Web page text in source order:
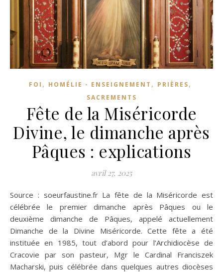
FOI , HOMÉLIE - ENSEIGNEMENT , PRIÈRES,
SACREMENTS
Fête de la Miséricorde
Divine, le dimanche après
Pâques : explications
avril 27, 2025
Source : soeurfaustine.fr La fête de la Miséricorde est
célébrée le premier dimanche après Pâques ou le
deuxième dimanche de Pâques, appelé actuellement
Dimanche de la Divine Miséricorde. Cette fête a été
instituée en 1985, tout d’abord pour l’Archidiocèse de
Cracovie par son pasteur, Mgr le Cardinal Franciszek
Macharski, puis célébrée dans quelques autres diocèses